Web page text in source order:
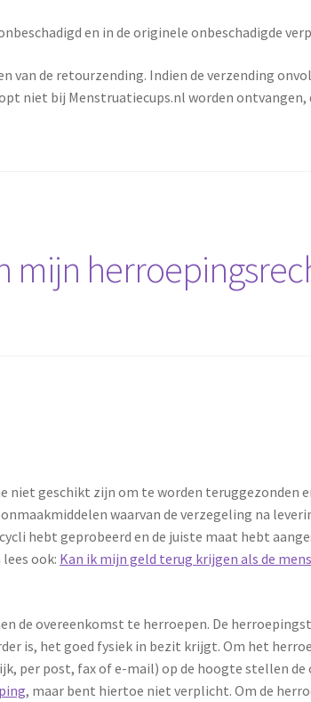
en in de originele onbeschadigde
de retourzending. Indien de verzending
niet bij Menstruatiecups.nl worden ontvangen,
mijn
niet geschikt zijn om te worden teruggezonden
waarvan de verzegeling na
hebt geprobeerd en de juiste maat hebt
ook: Kan ik mijn geld terug krijgen als de
de overeenkomst te herroepen. De
is, het goed fysiek in bezit krijgt. Om het
per post, fax of e-mail) op de hoogte stellen
, maar bent hiertoe niet verplicht. Om de